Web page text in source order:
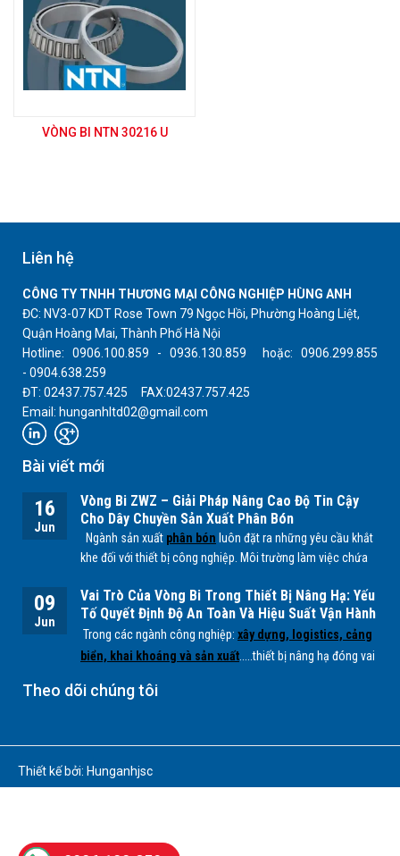
VÒNG BI NTN 30216 U
Liên hệ
CÔNG TY TNHH THƯƠNG MẠI CÔNG NGHIỆP HÙNG ANH
ĐC: NV3-07 KDT Rose Town 79 Ngọc Hồi, Phường Hoàng Liệt,
Quận Hoàng Mai, Thành Phố Hà Nội
Hotline: 0906.100.859 - 0936.130.859 hoặc: 0906.299.855
- 0904.638.259
ĐT: 02437.757.425 FAX:02437.757.425
Email: hunganhltd02@gmail.com
Bài viết mới
16
Jun
Vòng Bi ZWZ – Giải Pháp Nâng Cao Độ Tin Cậy
Cho Dây Chuyền Sản Xuất Phân Bón
Ngành sản xuất phân bón luôn đặt ra những yêu cầu khắt
khe đối với thiết bị công nghiệp. Môi trường làm việc chứa
quá trình sản xuấtNPK, lân, đạm
... có thể ảnh hưởng trực
tiếp đến tuổi thọ của các bộ phận cơ khí, đặc biệt làvòng
bi.
09
Jun
Vai Trò Của Vòng Bi Trong Thiết Bị Nâng Hạ: Yếu
Tố Quyết Định Độ An Toàn Và Hiệu Suất Vận Hành
Trong các ngành công nghiệp: xây dựng, logistics, cảng
biển, khai khoáng và sản xuất .....thiết bị nâng hạ đóng vai
tải trọng lớn. Để các hệ thống này hoạt động ổn định, an
Theo dõi chúng tôi
Thiết kế bởi: Hunganhjsc